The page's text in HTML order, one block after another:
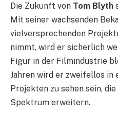
Die Zukunft von Tom Blyth
Mit seiner wachsenden
vielversprechenden
nimmt, wird er sicherlich
Figur in der Filmindustrie
Jahren wird er zweifellos in
Projekten zu sehen sein,
Spektrum erweitern.